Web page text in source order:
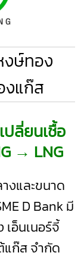
งษ์ทอง
งแก๊ส
ปลี่ยนเชื้อ
→ LNG
งและขนาด
D Bank มี
อ็นเนอร์จี้
แก๊ส จำกัด